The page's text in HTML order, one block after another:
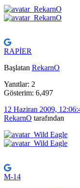
RAPİER
Başlatan RekarnO
Yanıtlar: 2
Gösterim: 6,497
12 Haziran 2009,
RekarnO tarafından
M-14